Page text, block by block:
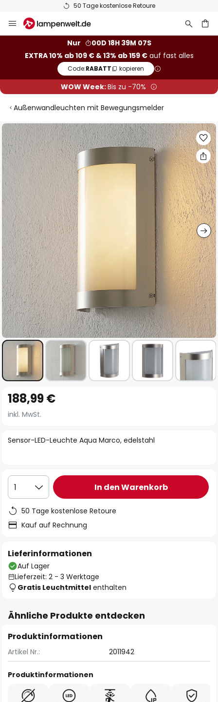
50 Tage kostenlose Retoure
Inhalt
Nur
00D 18H 39M 06S
EXTRA 10% ab 109 € & 13% ab 159 €auf fast alles
Code:RABATT kopieren
WOW Week:Bis zu -70%
Außenwandleuchten mit Bewegungsmelder
Zum
Ende
der
Bildgalerie
springen
Anfang
der
springen
Sensor-LED-Leuchte Aqua Marco, edelstahl
188,99 €
inkl. MwSt.
1 In den Warenkorb
50 Tage kostenlose Retoure
Kauf auf Rechnung
Lieferinformationen
Auf Lager
Lieferzeit: 2 - 3 Werktage
Gratis Leuchtmittel enthalten
Ähnliche Produkte entdecken
Produktinformationen
Artikel Nr.: 2011942
Produktinformationen